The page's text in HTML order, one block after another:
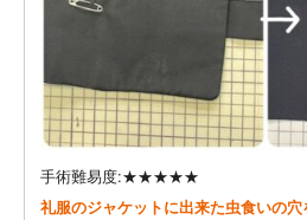
手術難易度:★★★★★
礼服のジャケットに出来た虫食いの穴